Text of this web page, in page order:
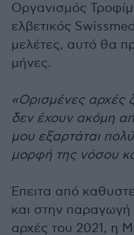
Οργανισμός
ελβετικός
μελέτες, αυτό θα
μήνες.
«Ορισμένες αρχές
δεν έχουν ακόμη
μου εξαρτάται
μορφή της νόσου
Έπειτα από
και στην
αρχές του 2021, η